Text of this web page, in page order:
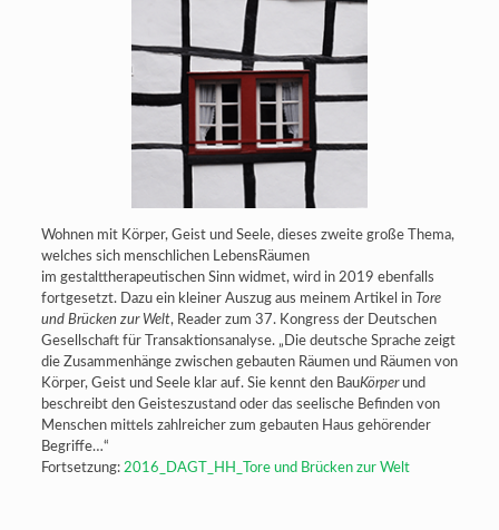
Wohnen mit Körper, Geist und Seele, dieses zweite große Thema,
welches sich menschlichen LebensRäumen
im gestalttherapeutischen Sinn widmet, wird in 2019 ebenfalls
fortgesetzt. Dazu ein kleiner Auszug aus meinem Artikel in Tore
und Brücken zur Welt, Reader zum 37. Kongress der Deutschen
Gesellschaft für Transaktionsanalyse. „Die deutsche Sprache zeigt
die Zusammenhänge zwischen gebauten Räumen und Räumen von
Körper, Geist und Seele klar auf. Sie kennt den BauKörperund
beschreibt den Geisteszustand oder das seelische Befinden von
Menschen mittels zahlreicher zum gebauten Haus gehörender
Begriffe…“
Fortsetzung: 2016_DAGT_HH_Tore und Brücken zur Welt